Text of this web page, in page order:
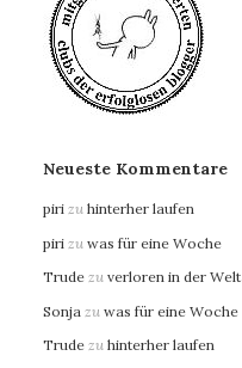
Neueste Kommentare
piri zu hinterher laufen
piri zu was für eine Woche
Trude zu verloren in der Welt
Sonja zu was für eine Woche
Trude zu hinterher laufen